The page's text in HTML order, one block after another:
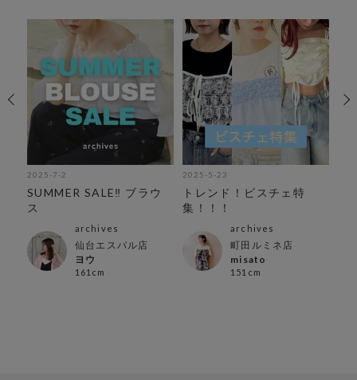
2025-7-2
SUMMER SALE‼︎ ブラウ
ス
archives
仙台エスパル店
ヨウ
161cm
2025-5-23
トレンド！ビスチェ特
集！！！
archives
町田ルミネ店
misato
151cm